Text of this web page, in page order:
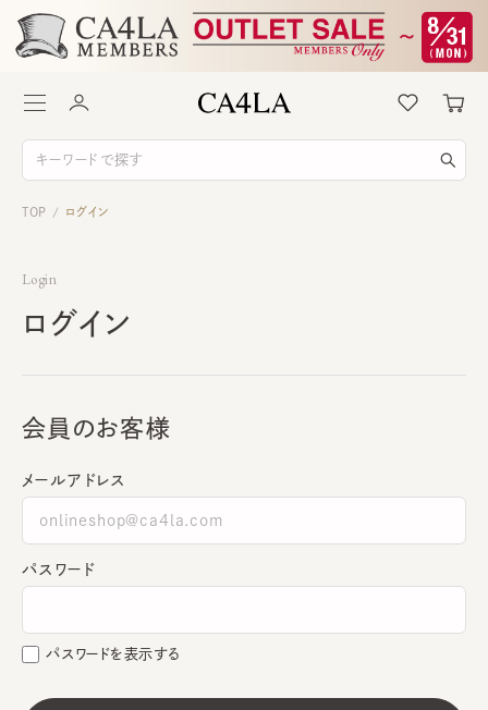
TOP / ログイン
Login
ログイン
会員のお客様
メールアドレス
パスワード
パスワードを表示する